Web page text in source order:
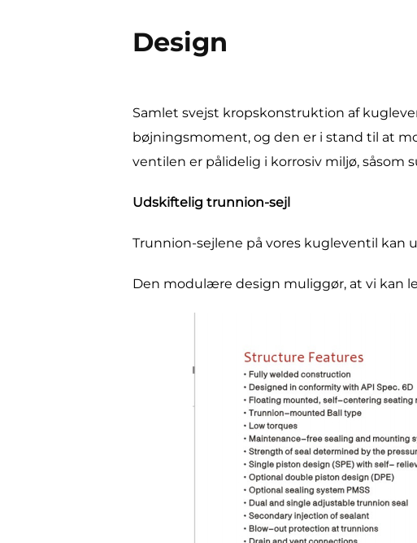
Design
Samlet svejst kropskonstruktion af
bøjningsmoment, og den er i stand til at
ventilen er pålidelig i korrosiv miljø, såsom
Udskiftelig trunnion-sejl
Trunnion-sejlene på vores kugleventil kan
Den modulære design muliggør, at vi kan